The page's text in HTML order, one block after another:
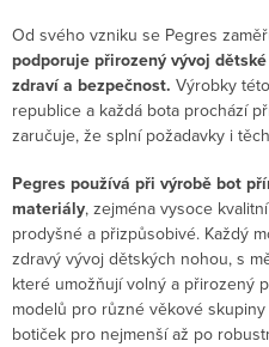
Od svého vzniku se Pegres
podporuje přirozený vývoj
zdraví a bezpečnost. Výrobky
republice a každá bota prochází
zaručuje, že splní požadavky i
Pegres používá při výrobě bot
materiály, zejména vysoce
prodyšné a přizpůsobivé. Každý
zdravý vývoj dětských nohou, s
které umožňují volný a přirozený
modelů pro různé věkové
botiček pro nejmenší až po